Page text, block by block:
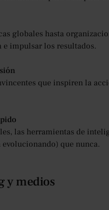
globales hasta
e impulsar los resultados.
que inspiren la
las herramientas de
que nunca.
y medios